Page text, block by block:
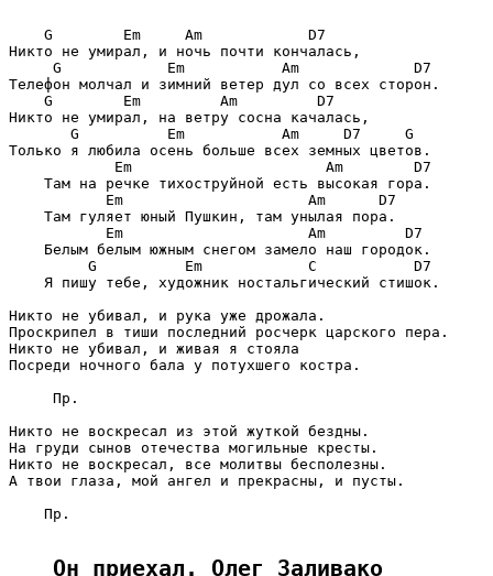
    G        Em     Am            D7
Никто не умирал, и ночь почти кончалась,
     G            Em           Am             D7
Телефон молчал и зимний ветер дул со всех сторон.
    G        Em         Am         D7
Никто не умирал, на ветру сосна качалась,
       G          Em           Am     D7     G
Только я любила осень больше всех земных цветов.
            Em                      Am        D7
    Там на речке тихоструйной есть высокая гора.
           Em                     Am      D7
    Там гуляет юный Пушкин, там унылая пора.
           Em                     Am         D7
    Белым белым южным снегом замело наш городок.
         G          Em            C           D7
    Я пишу тебе, художник ностальгический стишок.
Никто не убивал, и рука уже дрожала.
Проскрипел в тиши последний росчерк царского пера.
Никто не убивал, и живая я стояла
Посреди ночного бала у потухшего костра.
     Пр.
Никто не воскресал из этой жуткой бездны.
На груди сынов отечества могильные кресты.
Никто не воскресал, все молитвы бесполезны.
А твои глаза, мой ангел и прекрасны, и пусты.
    Пр.
Он приехал. Олег Заливако